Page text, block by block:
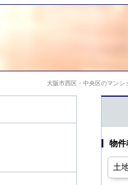
大阪市西区・中央区のマンシ
物件